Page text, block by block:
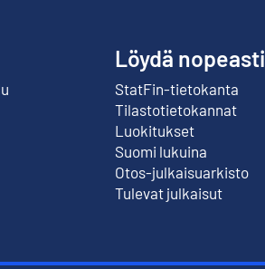
Löydä nopeasti
StatFin-tietokanta
Ulkoinen linkki
Tilastotietokannat
Luokitukset
Suomi lukuina
Otos-julkaisuarkisto
Ulkoinen linkki
Tulevat julkaisut